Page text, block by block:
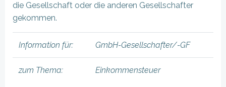
die Gesellschaft oder die anderen Gesellschafter
gekommen.
Information für: GmbH-Gesellschafter/-GF
zum Thema: Einkommensteuer